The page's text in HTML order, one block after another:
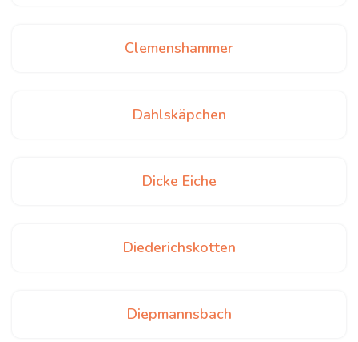
Clemenshammer
Dahlskäpchen
Dicke Eiche
Diederichskotten
Diepmannsbach